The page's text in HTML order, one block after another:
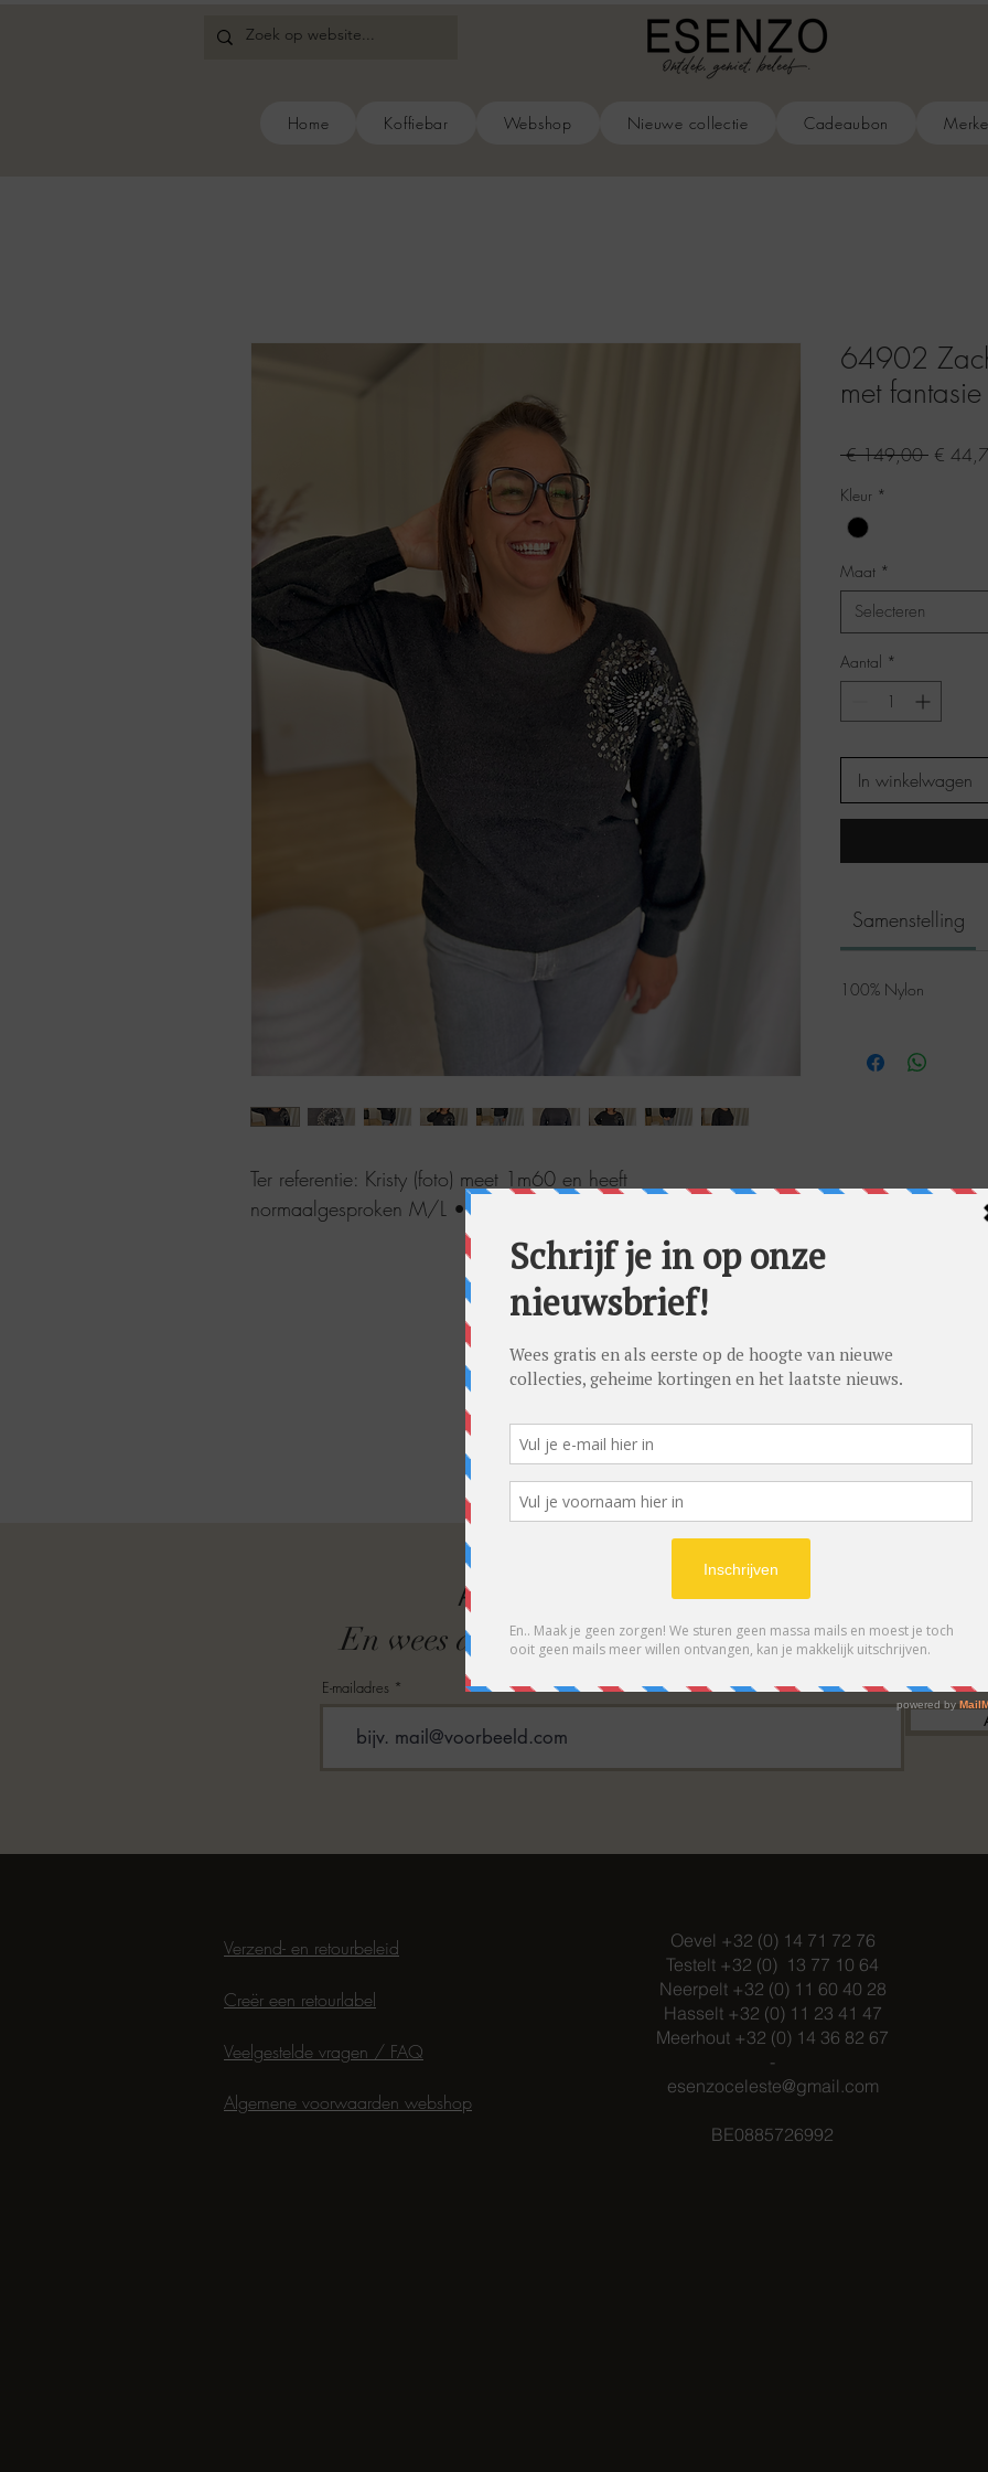
Home Koffiebar Webshop Nieuwe collectie Cadeaubon
Ter referentie: Kristy (foto) meet 1m60 en heeft
normaalgesproken M/L • 38/40. Ze draagt op foto maat 38.
64902
met
€ 149,00 €
Kleur *
Maat *
Selecteren
Aantal *
In winkelwagen
Samenstelling
100% Nylon
ABONNEER OP ONZE NIEUWSBRIEF
En wees als eerste op de hoogte van acties en- /
E-mailadres
Verzend- en retourbeleid
Creër een retourlabel
Veelgestelde vragen / FAQ
Oevel +32 (0) 14 71 72 76
Testelt +32 (0) 13 77 10 64
Neerpelt +32 (0) 11 60 40 28
Hasselt +32 (0) 11 23 41 47
Meerhout +32 (0) 14 36 82 67
-
esenzoceleste@gmail.com
BE0885726992
Algemene voorwaarden webshop